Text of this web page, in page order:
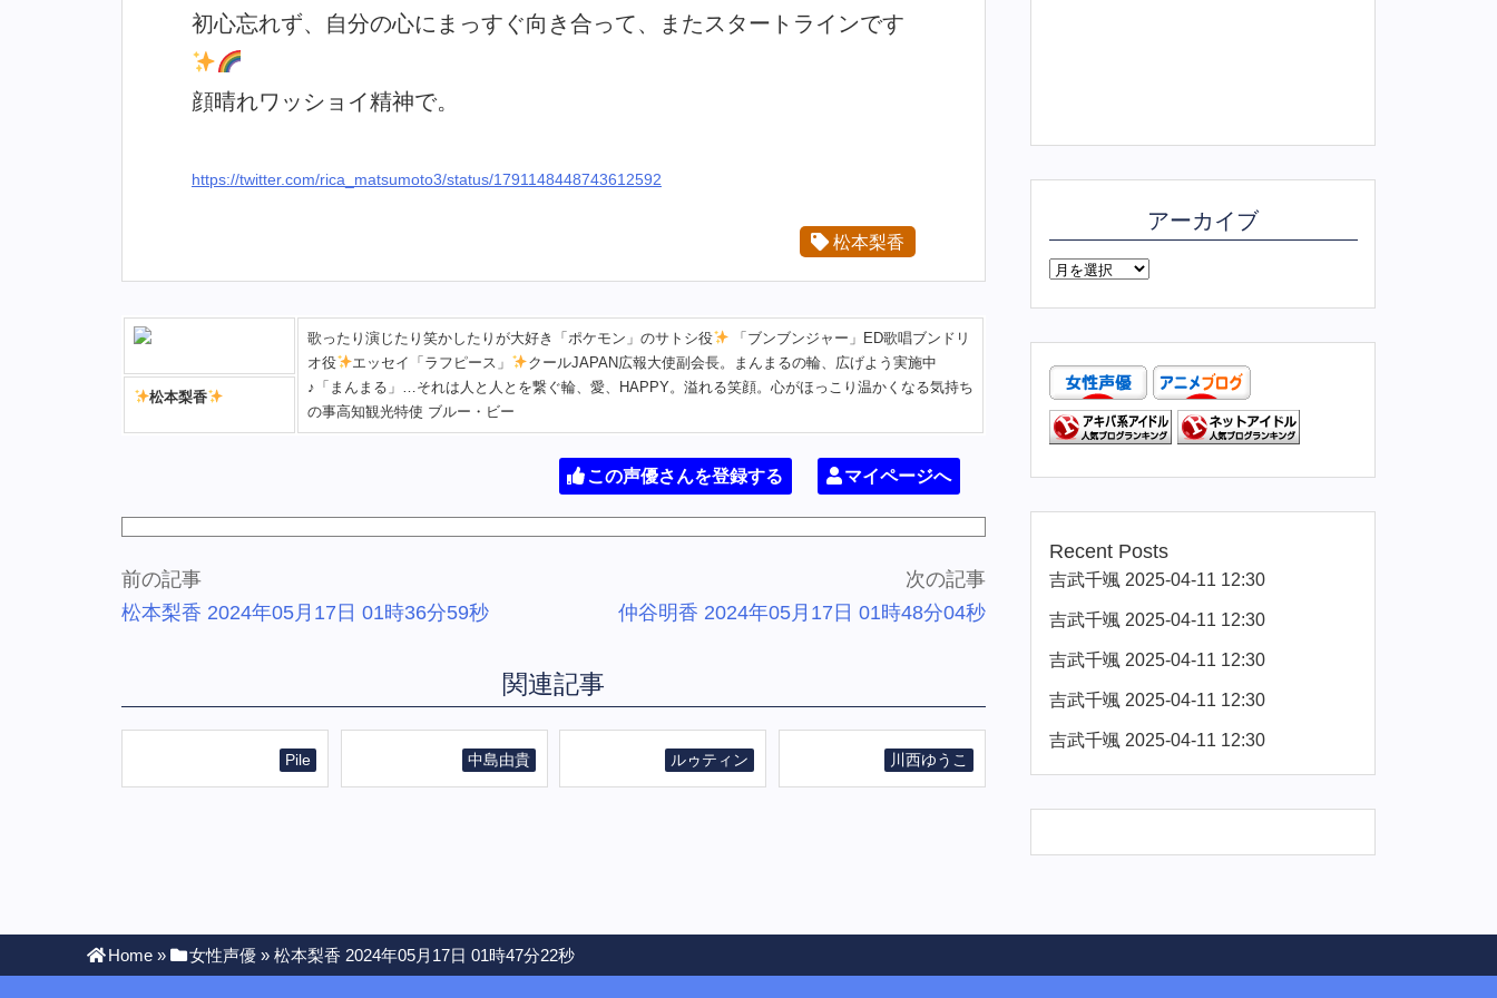
初心忘れず、自分の心にまっすぐ向き合って、またスタートラインです
顔晴れワッショイ精神で。
https://twitter.com/rica_matsumoto3/status/1791148448743612592
松本梨香
歌ったり演じたり笑かしたりが大好き「ポケモン」のサトシ役
「ブンブンジャー」ED歌唱ブンドリ
オ役
エッセイ「ラフピース」
クールJAPAN広報大使副会長。まんまるの輪、広げよう実施中
♪「まんまる」…それは人と人とを繋ぐ輪、愛、HAPPY。溢れる笑顔。心がほっこり温かくなる気持ち
の事高知観光特使 ブルー・ビー
松本梨香
この声優さんを登録する マイページへ
前の記事
松本梨香 2024年05月17日 01時36分59秒
次の記事
仲谷明香 2024年05月17日 01時48分04秒
関連記事
Pile 中島由貴 ルゥティン 川西ゆうこ
アーカイブ
Recent Posts
吉武千颯 2025-04-11 12:30
吉武千颯 2025-04-11 12:30
吉武千颯 2025-04-11 12:30
吉武千颯 2025-04-11 12:30
吉武千颯 2025-04-11 12:30
Home » 女性声優 » 松本梨香 2024年05月17日 01時47分22秒